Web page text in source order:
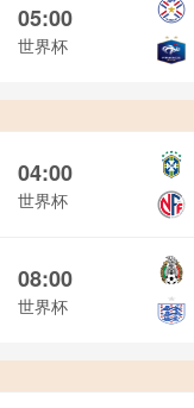
05:00
世界杯
04:00
世界杯
08:00
世界杯